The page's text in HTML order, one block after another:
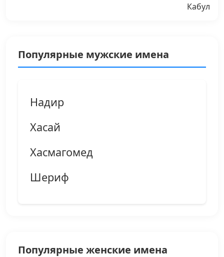
Кабул
Популярные мужские имена
Надир
Хасай
Хасмагомед
Шериф
Популярные женские имена